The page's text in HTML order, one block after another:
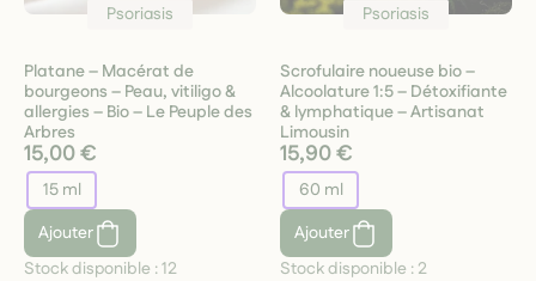
Psoriasis
Platane – Macérat de
bourgeons – Peau, vitiligo &
allergies – Bio – Le Peuple des
Arbres
15,00 €
15 ml
Ajouter
Stock disponible :12
Psoriasis
Scrofulaire noueuse bio –
Alcoolature 1:5 – Détoxifiante
& lymphatique – Artisanat
Limousin
15,90 €
60 ml
Ajouter
Stock disponible : 2